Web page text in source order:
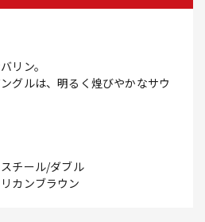
リン。
グルは、明るく煌びやかなサウ
チール/ダブル
カンブラウン